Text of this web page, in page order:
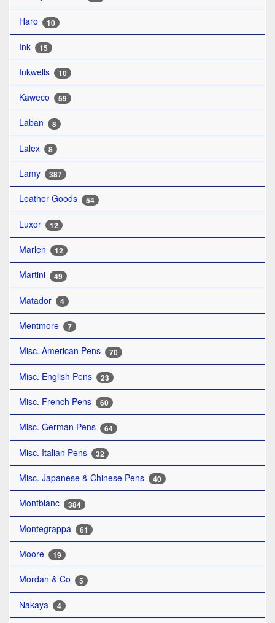
Haro 10
Ink 15
Inkwells 10
Kaweco 59
Laban 8
Lalex 8
Lamy 387
Leather Goods 54
Luxor 12
Marlen 12
Martini 49
Matador 4
Mentmore 7
Misc. American Pens 70
Misc. English Pens 23
Misc. French Pens 60
Misc. German Pens 64
Misc. Italian Pens 32
Misc. Japanese & Chinese Pens 40
Montblanc 384
Montegrappa 61
Moore 19
Mordan & Co 5
Nakaya 4